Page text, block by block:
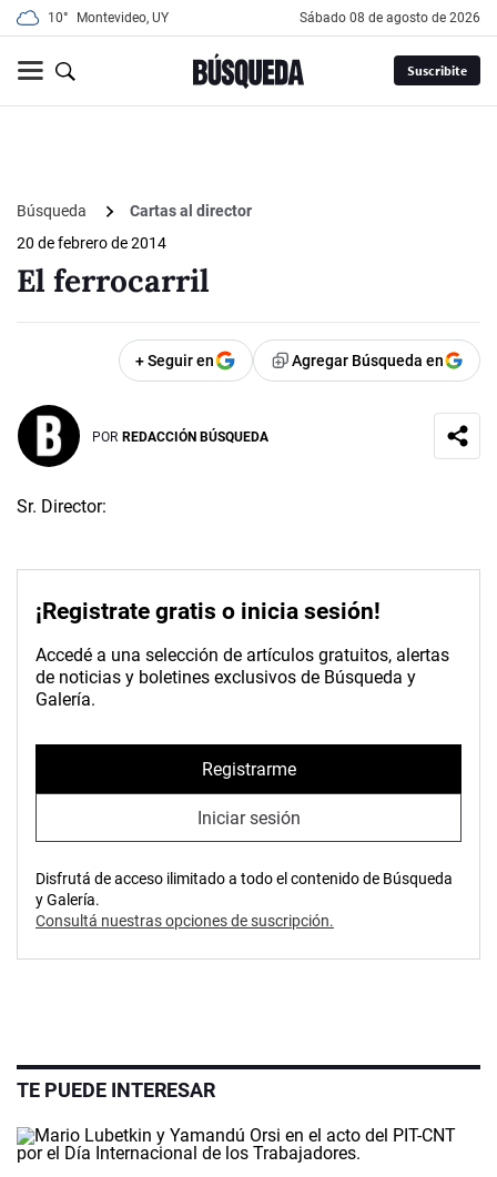
10° Montevideo, UY sábado 08 de agosto de 2026
Suscribite
Búsqueda
Cartas al director
20 de febrero de 2014
El ferrocarril
+ Seguir en Agregar Búsqueda en
POR REDACCIÓN BÚSQUEDA
Sr. Director:
¡Registrate gratis o inicia sesión!
Accedé a una selección de artículos gratuitos, alertas
de noticias y boletines exclusivos de Búsqueda y
Galería.
Registrarme
Iniciar sesión
Disfrutá de acceso ilimitado a todo el contenido de Búsqueda
y Galería.
Consultá nuestras opciones de suscripción.
TE PUEDE INTERESAR